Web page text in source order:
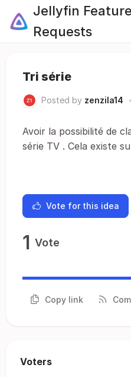
Jellyfin Feature
Requests
Tri série
Posted by zenzila14 •
Avoir la possibilité de
série TV . Cela existe
Vote for this idea
1 Vote
Copy link
Voters